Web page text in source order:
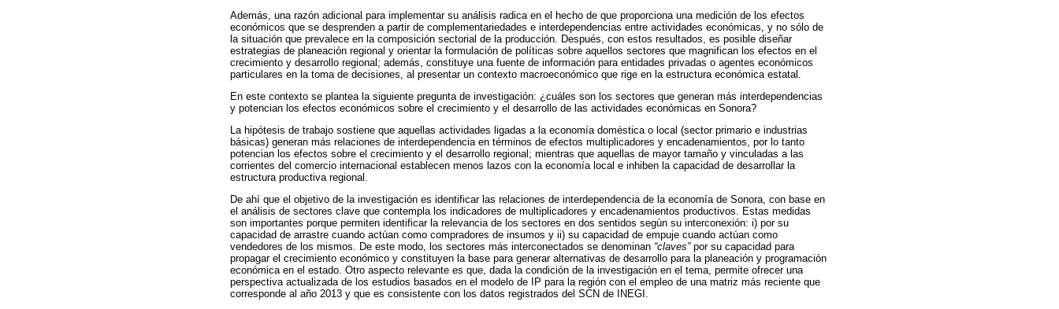
Además, una razón adicional para implementar su análisis radica en el hecho de que proporciona una medición de los efectos
económicos que se desprenden a partir de complementariedades e interdependencias entre actividades económicas, y no sólo de
la situación que prevalece en la composición sectorial de la producción. Después, con estos resultados, es posible diseñar
estrategias de planeación regional y orientar la formulación de políticas sobre aquellos sectores que magnifican los efectos en el
crecimiento y desarrollo regional; además, constituye una fuente de información para entidades privadas o agentes económicos
particulares en la toma de decisiones, al presentar un contexto macroeconómico que rige en la estructura económica estatal.
En este contexto se plantea la siguiente pregunta de investigación: ¿cuáles son los sectores que generan más interdependencias
y potencian los efectos económicos sobre el crecimiento y el desarrollo de las actividades económicas en Sonora?
La hipótesis de trabajo sostiene que aquellas actividades ligadas a la economía doméstica o local (sector primario e industrias
básicas) generan más relaciones de interdependencia en términos de efectos multiplicadores y encadenamientos, por lo tanto
potencian los efectos sobre el crecimiento y el desarrollo regional; mientras que aquellas de mayor tamaño y vinculadas a las
corrientes del comercio internacional establecen menos lazos con la economía local e inhiben la capacidad de desarrollar la
estructura productiva regional.
De ahí que el objetivo de la investigación es identificar las relaciones de interdependencia de la economía de Sonora, con base en
el análisis de sectores clave que contempla los indicadores de multiplicadores y encadenamientos productivos. Estas medidas
son importantes porque permiten identificar la relevancia de los sectores en dos sentidos según su interconexión: i) por su
capacidad de arrastre cuando actúan como compradores de insumos y ii) su capacidad de empuje cuando actúan como
vendedores de los mismos. De este modo, los sectores más interconectados se denominan “claves”por su capacidad para
propagar el crecimiento económico y constituyen la base para generar alternativas de desarrollo para la planeación y programación
económica en el estado. Otro aspecto relevante es que, dada la condición de la investigación en el tema, permite ofrecer una
perspectiva actualizada de los estudios basados en el modelo de IP para la región con el empleo de una matriz más reciente que
corresponde al año 2013 y que es consistente con los datos registrados del SCN de INEGI.